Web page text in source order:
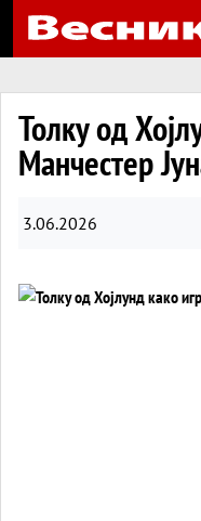
Толку од
Манчестер
3.06.2026